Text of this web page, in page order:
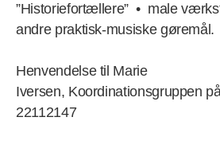
”Historiefortællere” • male
andre praktisk-musiske gøremål.
Henvendelse til Marie
Iversen, Koordinationsgruppen
22112147